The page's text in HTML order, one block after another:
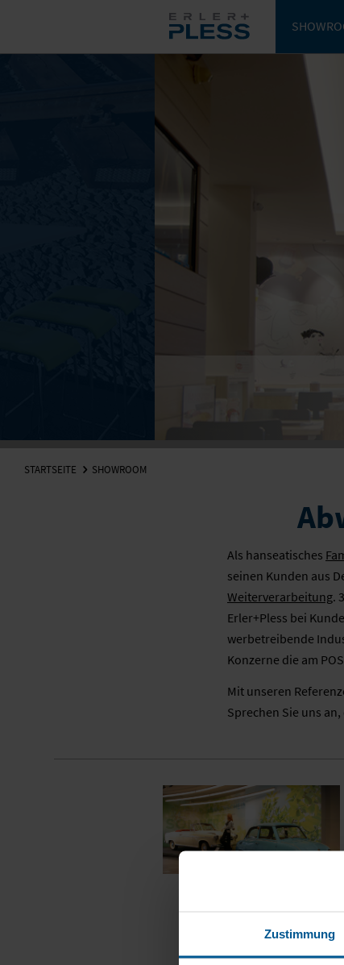
Zustimmung
STARTSEITE SHOWROOM
Als hanseatisches
seinen Kunden aus
Weiterverarbeitung.
Erler+Pless bei
werbetreibende
Konzerne die am
Mit unseren
Sprechen Sie uns